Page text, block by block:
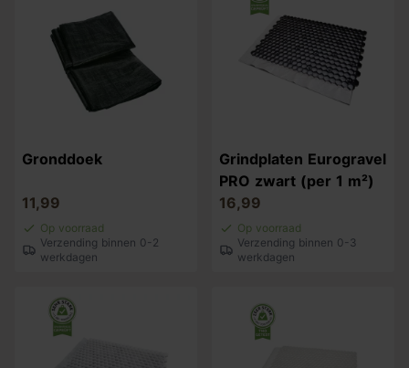
Gronddoek
11,99
Op voorraad
Verzending binnen 0-2
werkdagen
Grindplaten Eurogravel
PRO zwart (per 1 m²)
16,99
Op voorraad
Verzending binnen 0-3
werkdagen